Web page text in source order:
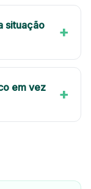
situação
+
em vez
+